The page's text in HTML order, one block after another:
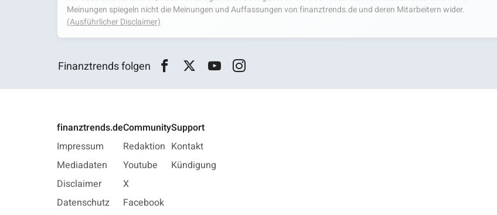
Meinungen spiegeln nicht die Meinungen und Auffassungen von finanztrends.de und deren Mitarbeitern wider.
(Ausführlicher Disclaimer)
Finanztrends folgen
finanztrends.de
Impressum
Mediadaten
Disclaimer
Datenschutz
Community
Redaktion
Youtube
X
Facebook
Support
Kontakt
Kündigung